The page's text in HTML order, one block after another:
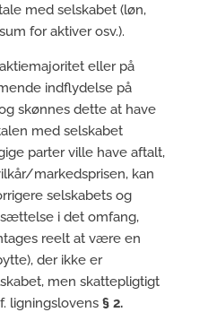
med selskabet (løn,
for aktiver osv.).
eller på
indflydelse på
skønnes dette at have
med selskabet
parter ville have aftalt,
markedsprisen, kan
selskabets og
i det omfang,
reelt at være en
der ikke er
men skattepligtigt
ligningslovens § 2.